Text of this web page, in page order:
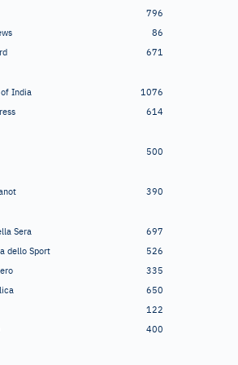
796
86
671
India
1076
614
500
390
Sera
697
dello Sport
526
335
650
122
400